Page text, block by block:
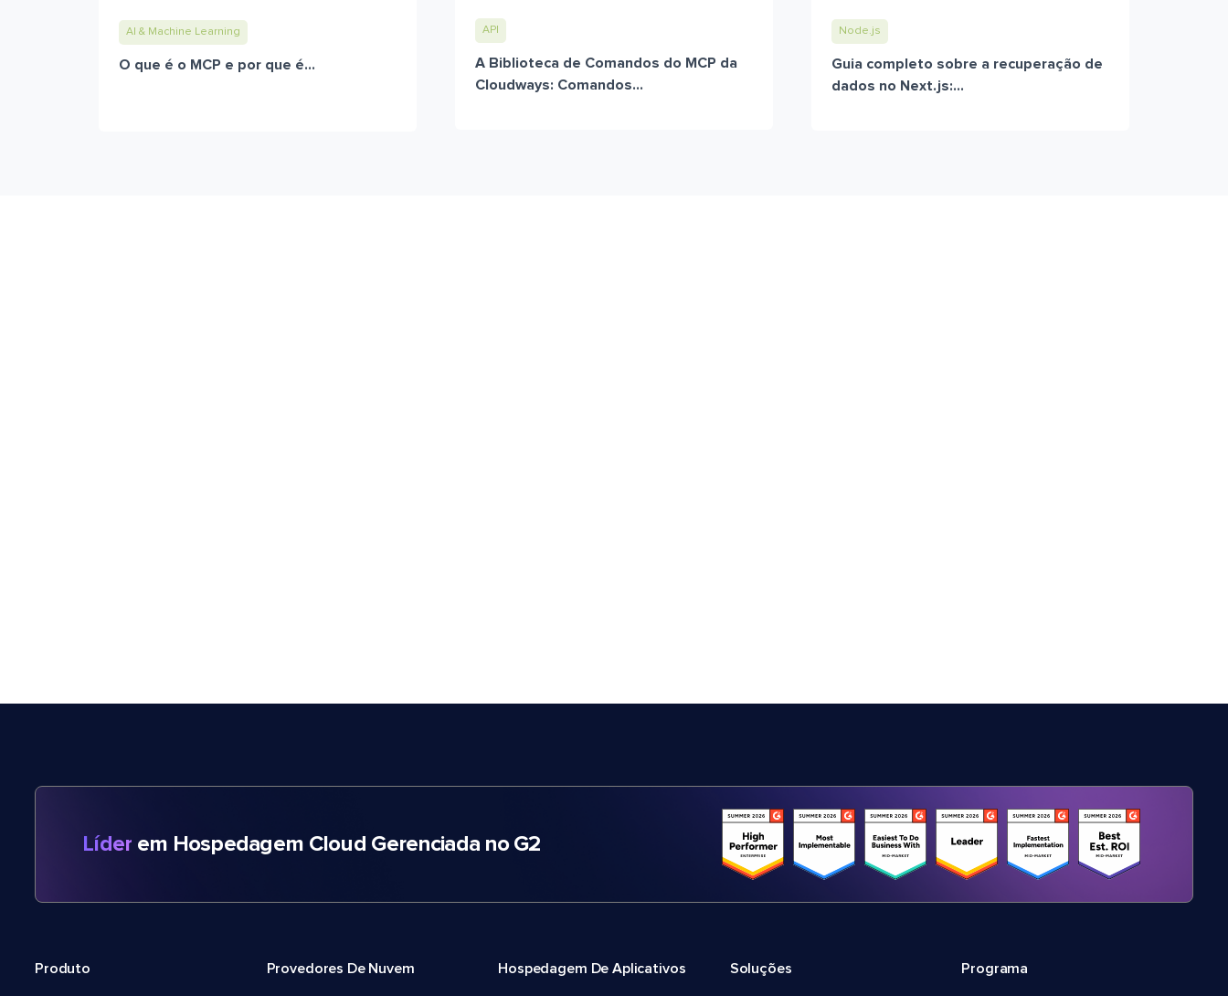
AI & Machine Learning
O que é o MCP e por que é...
API
A Biblioteca de Comandos do MCP da
Cloudways: Comandos...
Node.js
Guia completo sobre a recuperação de
dados no Next.js:...
Líder em Hospedagem Cloud Gerenciada no G2
Produto Provedores De Nuvem Hospedagem De Aplicativos Soluções Programa